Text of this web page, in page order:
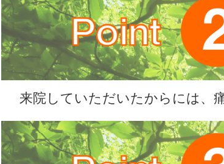
来院していただいたからには、